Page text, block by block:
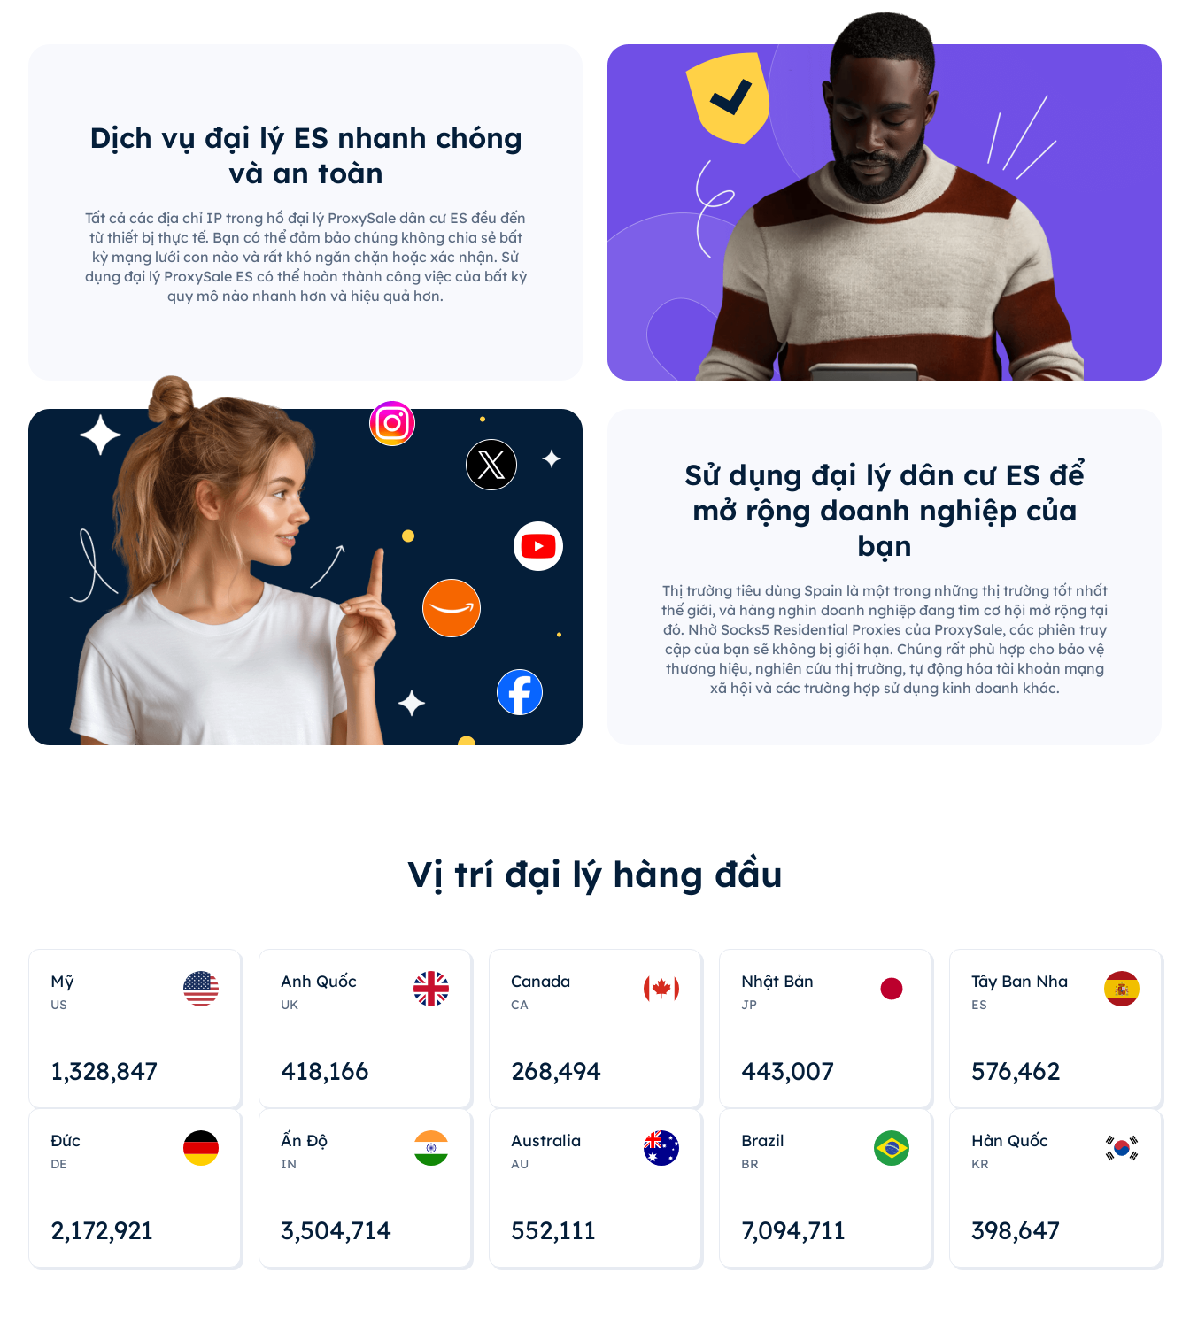
Dịch vụ đại lý ES nhanh chóng
và an toàn
Tất cả các địa chỉ IP trong hồ đại lý ProxySale dân cư ES đều đến
từ thiết bị thực tế. Bạn có thể đảm bảo chúng không chia sẻ bất
kỳ mạng lưới con nào và rất khó ngăn chặn hoặc xác nhận. Sử
dụng đại lý ProxySale ES có thể hoàn thành công việc của bất kỳ
quy mô nào nhanh hơn và hiệu quả hơn.
Sử dụng đại lý dân cư ES để
mở rộng doanh nghiệp của
bạn
Thị trường tiêu dùng Spain là một trong những thị trường tốt nhất
thế giới, và hàng nghìn doanh nghiệp đang tìm cơ hội mở rộng tại
đó. Nhờ Socks5 Residential Proxies của ProxySale, các phiên truy
cập của bạn sẽ không bị giới hạn. Chúng rất phù hợp cho bảo vệ
thương hiệu, nghiên cứu thị trường, tự động hóa tài khoản mạng
xã hội và các trường hợp sử dụng kinh doanh khác.
Vị trí đại lý hàng đầu
Mỹ
US
1,328,848
Anh Quốc
UK
418,167
Canada
CA
268,495
Nhật Bản
JP
443,008
Tây Ban Nha
ES
576,463
Đức
DE
2,172,922
Ấn Độ
IN
3,504,715
Australia
AU
552,112
Brazil
BR
7,094,712
Hàn Quốc
KR
398,648